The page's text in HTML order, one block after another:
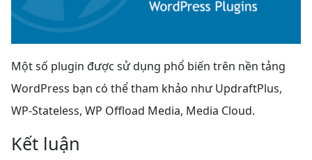
Một số plugin được sử dụng phổ biến trên nền tảng
WordPress bạn có thể tham khảo như UpdraftPlus,
WP-Stateless, WP Offload Media, Media Cloud.
Kết luận